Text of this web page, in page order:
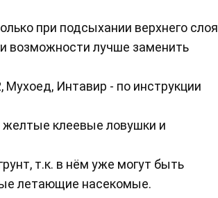
при подсыхании верхнего слоя
возможности лучше заменить
Интавир - по инструкции
клеевые ловушки и
т.к. в нём уже могут быть
летающие насекомые.